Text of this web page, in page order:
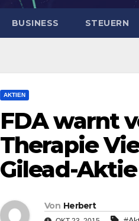
BUSINESS STEUERN
AKTIEN
FDA warnt
Therapie
Gilead-
Von Herbert